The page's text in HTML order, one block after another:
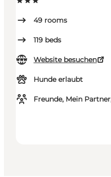
49 rooms
119 beds
Website besuchen
Hunde erlaubt
Freunde, Mein